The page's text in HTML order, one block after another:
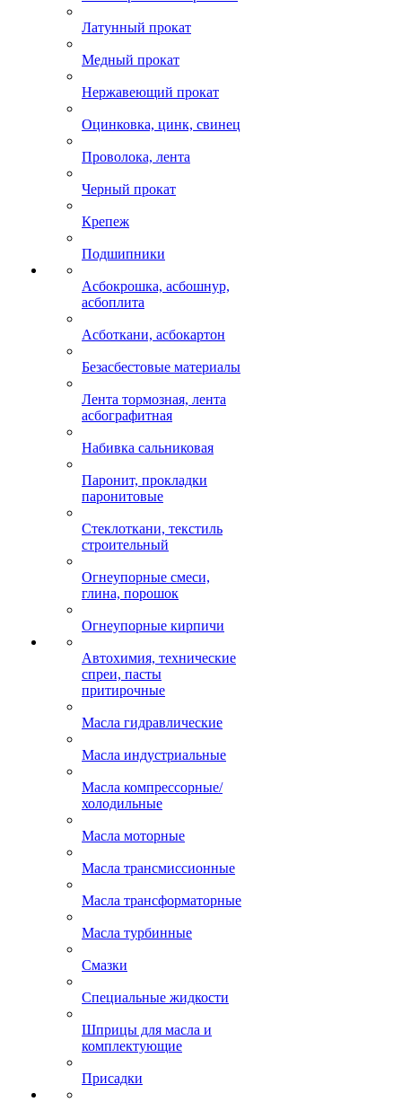
Латунный прокат
Медный прокат
Нержавеющий прокат
Оцинковка, цинк, свинец
Проволока, лента
Черный прокат
Крепеж
Подшипники
Асбокрошка, асбошнур,
асбоплита
Асботкани, асбокартон
Безасбестовые материалы
Лента тормозная, лента
асбографитная
Набивка сальниковая
Паронит, прокладки
паронитовые
Стеклоткани, текстиль
строительный
Огнеупорные смеси,
глина, порошок
Огнеупорные кирпичи
Автохимия, технические
спреи, пасты
притирочные
Масла гидравлические
Масла индустриальные
Масла компрессорные/
холодильные
Масла моторные
Масла трансмиссионные
Масла трансформаторные
Масла турбинные
Смазки
Специальные жидкости
Шприцы для масла и
комплектующие
Присадки